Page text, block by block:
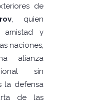
de
, quien
y
naciones,
alianza
sin
la defensa
de las